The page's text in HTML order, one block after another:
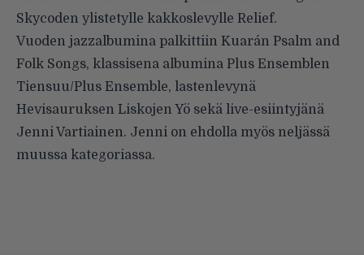
Skycoden ylistetylle kakkoslevylle Relief.
Vuoden jazzalbumina palkittiin Kuarán Psalm and
Folk Songs, klassisena albumina Plus Ensemblen
Tiensuu/Plus Ensemble, lastenlevynä
Hevisauruksen Liskojen Yö sekä live-esiintyjänä
Jenni Vartiainen. Jenni on ehdolla myös neljässä
muussa kategoriassa.